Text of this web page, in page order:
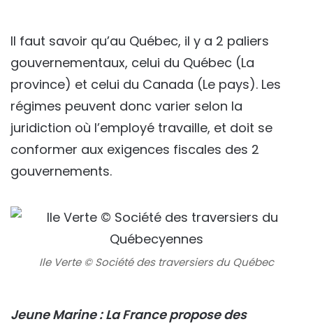
Il faut savoir qu’au Québec, il y a 2 paliers
gouvernementaux, celui du Québec (La
province) et celui du Canada (Le pays). Les
régimes peuvent donc varier selon la
juridiction où l’employé travaille, et doit se
conformer aux exigences fiscales des 2
gouvernements.
Ile Verte © Société des traversiers du Québec
Jeune Marine : La France propose des